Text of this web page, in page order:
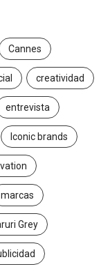
Cannes
creatividad
entrevista
Iconic brands
marcas
Grey